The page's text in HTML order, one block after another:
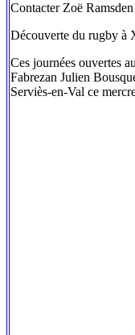
Contacter Zoë
Découverte du rugby à
Ces journées ouvertes
Fabrezan Julien
Serviès-en-Val ce